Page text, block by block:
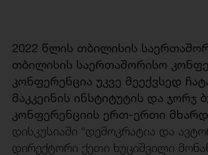
2022 წლის თბილისის
თბილისის საერთაშორისო
კონფერენცია უკვე მეექვსედ
მაკკეინის ინსტიტუტის და ჯორჯ
კონფერენციის ერთ-ერთი
დისკუსიაში “დემოკრატია და
დირექტორი ქეთი ხუციშვილი